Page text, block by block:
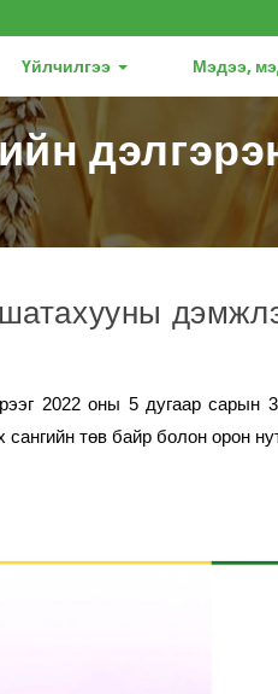
Үйлчилгээ Мэдээ,
2022 оны 5 дугаар сарын
төв байр болон орон